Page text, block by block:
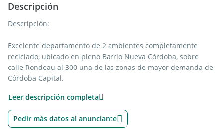
Descripción
Descripción:
Excelente departamento de 2 ambientes completamente
reciclado, ubicado en pleno Barrio Nueva Córdoba, sobre
calle Rondeau al 300 una de las zonas de mayor demanda de
Córdoba Capital.
incluye cambio total de pisos, renovación completa de baño y
renovación de cocina con muebles nuevos y mesada de
granito. Listo para entrar.
Leer descripción completa
Pedir más datos al anunciante